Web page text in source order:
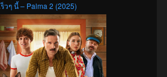
ร็วๆ นี้ – Palma 2 (2025)